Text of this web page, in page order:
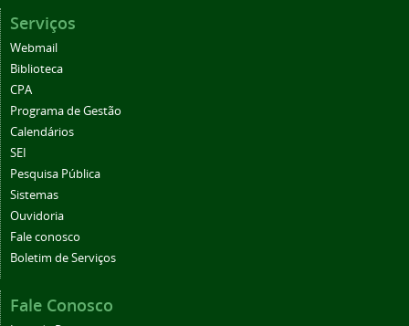
Serviços
Webmail
Biblioteca
CPA
Programa de Gestão
Calendários
SEI
Pesquisa Pública
Sistemas
Ouvidoria
Fale conosco
Boletim de Serviços
Fale Conosco